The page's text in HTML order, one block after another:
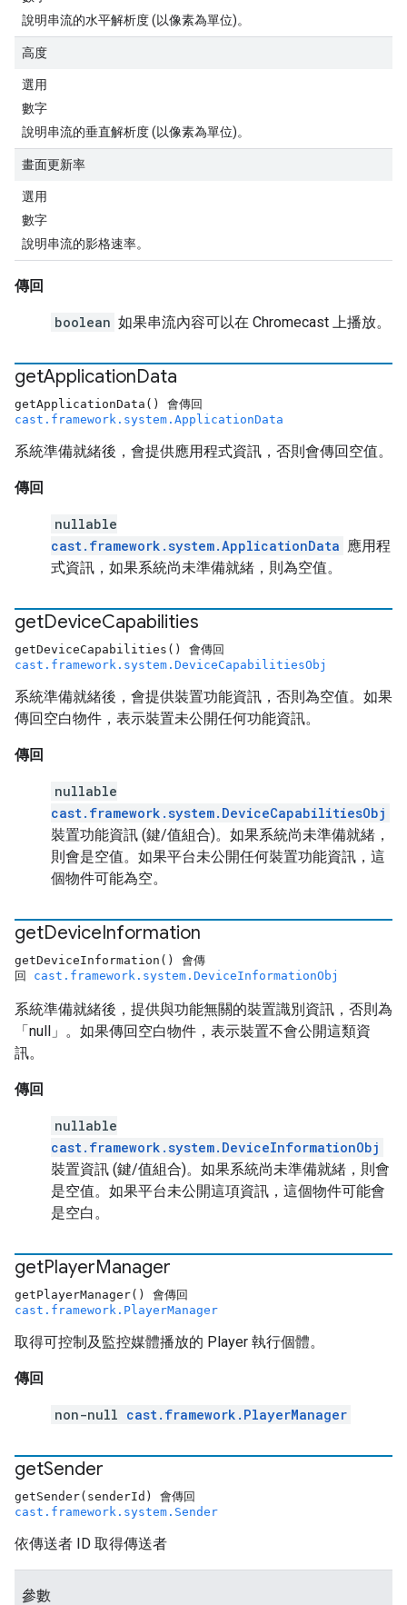
說明串流的水平解析度 (以像素為單位)。
高度
選用
數字
說明串流的垂直解析度 (以像素為單位)。
畫面更新率
選用
數字
說明串流的影格速率。
傳回
boolean 如果串流內容可以在 Chromecast 上播放。
getApplicationData
getApplicationData() 會傳回
cast.framework.system.ApplicationData
系統準備就緒後，會提供應用程式資訊，否則會傳回空值。
傳回
nullable
cast.framework.system.ApplicationData 應用程
式資訊，如果系統尚未準備就緒，則為空值。
getDeviceCapabilities
getDeviceCapabilities() 會傳回
cast.framework.system.DeviceCapabilitiesObj
系統準備就緒後，會提供裝置功能資訊，否則為空值。如果
傳回空白物件，表示裝置未公開任何功能資訊。
傳回
nullable
cast.framework.system.DeviceCapabilitiesObj
裝置功能資訊 (鍵/值組合)。如果系統尚未準備就緒，
則會是空值。如果平台未公開任何裝置功能資訊，這
個物件可能為空。
getDeviceInformation
getDeviceInformation() 會傳
回 cast.framework.system.DeviceInformationObj
系統準備就緒後，提供與功能無關的裝置識別資訊，否則為
「null」。如果傳回空白物件，表示裝置不會公開這類資
訊。
傳回
nullable
cast.framework.system.DeviceInformationObj
裝置資訊 (鍵/值組合)。如果系統尚未準備就緒，則會
是空值。如果平台未公開這項資訊，這個物件可能會
是空白。
getPlayerManager
getPlayerManager() 會傳回
cast.framework.PlayerManager
取得可控制及監控媒體播放的 Player 執行個體。
傳回
non-null cast.framework.PlayerManager
getSender
getSender(senderId) 會傳回
cast.framework.system.Sender
依傳送者 ID 取得傳送者
參數